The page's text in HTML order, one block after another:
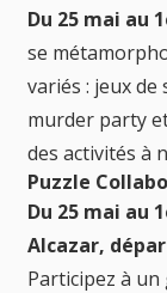
Du 25 mai au
se
variés : jeux de
murder party
des activités à
Puzzle
Du 25 mai au
Alcazar,
Participez à